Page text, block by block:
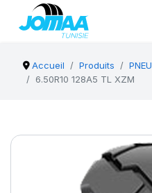
Accueil Produits PNEU
6.50R10 128A5 TL XZM